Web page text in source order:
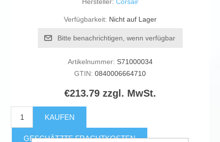
Verfügbarkeit: Nicht auf Lager
Bitte benachrichtigen, wenn verfügbar
Artikelnummer: S71000034
GTIN: 0840006664710
€213.79 zzgl. MwSt.
KAUFEN
GESCHÄTZTE FRACHTKOSTEN